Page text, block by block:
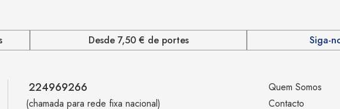
Desde 7,50 € de portes Siga-
224969266
(chamada para rede fixa nacional)
Quem Somos
Contacto